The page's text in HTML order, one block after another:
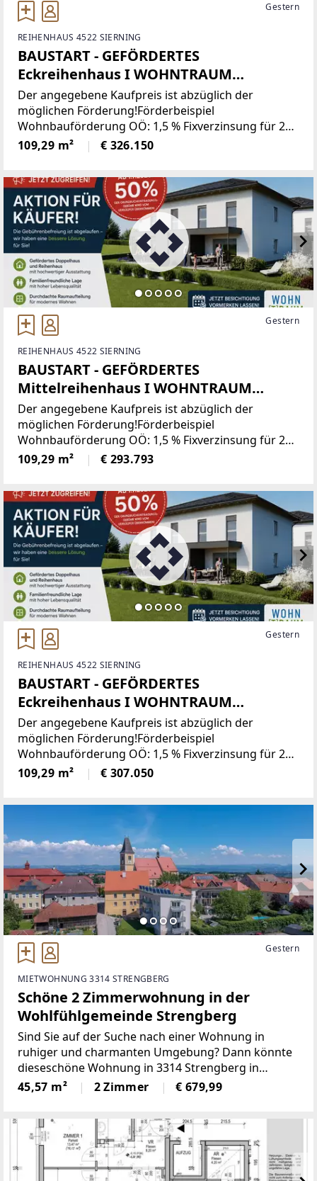
Gestern
REIHENHAUS 4522 SIERNING
BAUSTART - GEFÖRDERTES
Eckreihenhaus I WOHNTRAUM
PAICHBERG
Der angegebene Kaufpreis ist abzüglich der
möglichen Förderung!Förderbeispiel
Wohnbauförderung OÖ: 1,5 % Fixverzinsung für 20
Jahre! Familie (2 Erwachsene und 2 Kinder),
Einkommensgrenze € 100.000,-- wird nicht
109,29 m² € 326.150
Gestern
REIHENHAUS 4522 SIERNING
BAUSTART - GEFÖRDERTES
Mittelreihenhaus I WOHNTRAUM
PAICHBERG
Der angegebene Kaufpreis ist abzüglich der
möglichen Förderung!Förderbeispiel
Wohnbauförderung OÖ: 1,5 % Fixverzinsung für 20
Jahre! Familie (2 Erwachsene und 2 Kinder),
Einkommensgrenze € 100.000,-- wird nicht
109,29 m² € 293.793
Gestern
REIHENHAUS 4522 SIERNING
BAUSTART - GEFÖRDERTES
Eckreihenhaus I WOHNTRAUM
PAICHBERG
Der angegebene Kaufpreis ist abzüglich der
möglichen Förderung!Förderbeispiel
Wohnbauförderung OÖ: 1,5 % Fixverzinsung für 20
Jahre! Familie (2 Erwachsene und 2 Kinder),
Einkommensgrenze € 100.000,-- wird nicht
109,29 m² € 307.050
Gestern
MIETWOHNUNG 3314 STRENGBERG
Schöne 2 Zimmerwohnung in der
Wohlfühlgemeinde Strengberg
Sind Sie auf der Suche nach einer Wohnung in
ruhiger und charmanten Umgebung? Dann könnte
dieseschöne Wohnung in 3314 Strengberg in
Niederösterreich genau das Richtige für Sie sein. Sie
bietet alles, wasSie für ein angenehmes und
45,57 m² 2 Zimmer € 679,99